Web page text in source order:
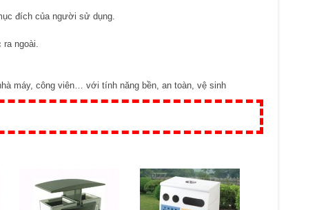
đích của người sử dụng.
ngoài.
máy, công viên… với tính năng bền, an toàn, vệ sinh